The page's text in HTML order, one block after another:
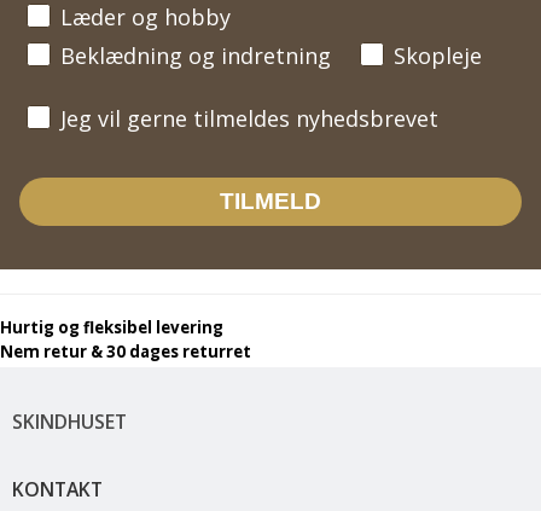
SKINDHUSET
KONTAKT
Læder og hobby
Beklædning og indretning
Skopleje
Jeg vil gerne tilmeldes nyhedsbrevet
Jeg vil gerne tilmeldes nyhedsbrevet
TILMELD
Hurtig og fleksibel levering
Nem retur & 30 dages returret